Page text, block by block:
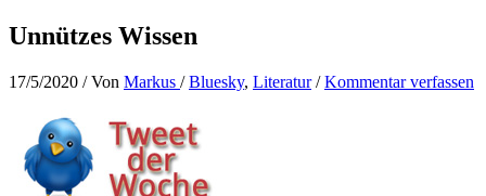
Unnützes Wissen
17/5/2020 / Von Markus /Bluesky, Literatur/Kommentar verfassen